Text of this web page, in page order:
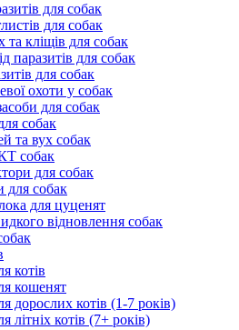
для собак
для собак
та кліщів для собак
паразитів для собак
для собак
охоти у собак
для собак
собак
та вух собак
собак
для собак
для собак
для цуценят
відновлення собак
котів
кошенят
дорослих котів (1-7 років)
літніх котів (7+ років)